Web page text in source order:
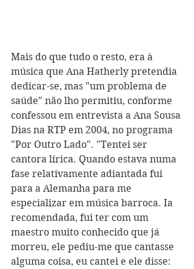
Mais do que tudo o resto, era à
música que Ana Hatherly pretendia
dedicar-se, mas "um problema de
saúde" não lho permitiu, conforme
confessou em entrevista a Ana Sousa
Dias na RTP em 2004, no programa
"Por Outro Lado". "Tentei ser
cantora lírica. Quando estava numa
fase relativamente adiantada fui
para a Alemanha para me
especializar em música barroca. Ia
recomendada, fui ter com um
maestro muito conhecido que já
morreu, ele pediu-me que cantasse
alguma coisa, eu cantei e ele disse: